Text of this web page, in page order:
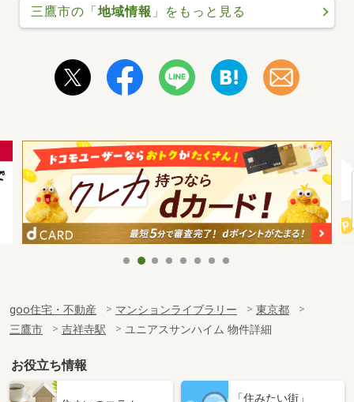
三鷹市の「地域情報 」をもっと見る
goo住宅・不動産 マンションライブラリー
東京都
三鷹市
吉祥寺駅 ユニアスサンハイム 物件詳細
お役立ち情報
「住みたい街」